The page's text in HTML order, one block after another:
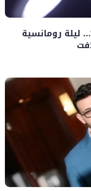
ليلة رومانسية